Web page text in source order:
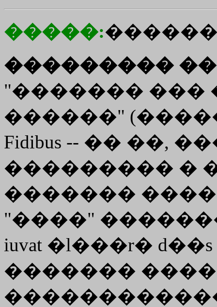
�����:
���������
"������� ���
������"
Fidibus -- �� ��,
��������� �
�������
"����" �������
iuvat �l���r�
�������